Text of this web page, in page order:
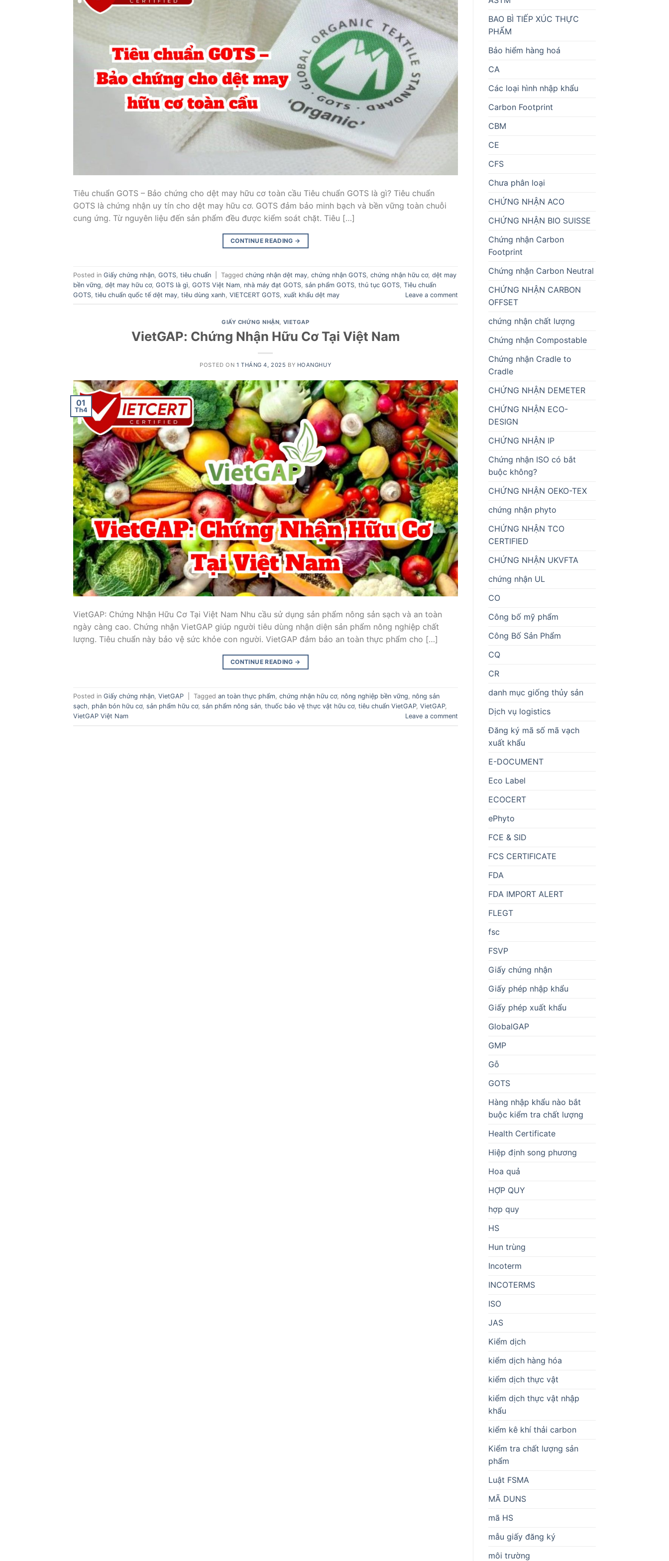
Tiêu chuẩn GOTS – Bảo chứng cho dệt may hữu cơ toàn cầu Tiêu chuẩn GOTS là gì? Tiêu chuẩn
GOTS là chứng nhận uy tín cho dệt may hữu cơ. GOTS đảm bảo minh bạch và bền vững toàn chuỗi
cung ứng. Từ nguyên liệu đến sản phẩm đều được kiểm soát chặt. Tiêu […]
CONTINUE READING →
Posted in Giấy chứng nhận GOTS tiêu chuẩn Tagged chứng nhận dệt may chứng nhận GOTS chứng nhận hữu cơ, dệt may
bền vững dệt may hữu cơ, GOTS là gì GOTS Việt Nam nhà máy đạt GOTS sản phẩm GOTS thủ tục GOTS Tiêu chuẩn
GOTS tiêu chuẩn quốc tế dệt may tiêu dùng xanh VIETCERT GOTS xuất khẩu dệt may Leave a comment
GIẤY CHỨNG NHẬN, VIETGAP
VietGAP: Chứng Nhận Hữu Cơ Tại Việt Nam
POSTED ON 1 THÁNG 4, 2025 BY HOANGHUY
01
Th4
VietGAP: Chứng Nhận Hữu Cơ Tại Việt Nam Nhu cầu sử dụng sản phẩm nông sản sạch và an toàn
ngày càng cao. Chứng nhận VietGAP giúp người tiêu dùng nhận diện sản phẩm nông nghiệp chất
lượng. Tiêu chuẩn này bảo vệ sức khỏe con người. VietGAP đảm bảo an toàn thực phẩm cho […]
CONTINUE READING →
Posted in Giấy chứng nhận VietGAP Tagged an toàn thực phẩm chứng nhận hữu cơ, nông nghiệp bền vững
nông sản
sạch
phân bón hữu cơ, sản phẩm hữu cơ, sản phẩm nông sản thuốc bảo vệ thực vật hữu cơ, tiêu chuẩn VietGAP, VietGAP,
VietGAP Việt Nam
Leave a comment
BAO BÌ TIẾP XÚC THỰC
PHẨM
Bảo hiểm hàng hoá
CA
Các loại hình nhập khẩu
Carbon Footprint
CBM
CE
CFS
Chưa phân loại
CHỨNG NHẬN ACO
CHỨNG NHẬN BIO SUISSE
Chứng nhận Carbon
Footprint
Chứng nhận Carbon Neutral
CHỨNG NHẬN CARBON
OFFSET
chứng nhận chất lượng
Chứng nhận Compostable
Chứng nhận Cradle to
Cradle
CHỨNG NHẬN DEMETER
CHỨNG NHẬN ECO-
DESIGN
CHỨNG NHẬN IP
Chứng nhận ISO có bắt
buộc không?
CHỨNG NHẬN OEKO-TEX
chứng nhận phyto
CHỨNG NHẬN TCO
CERTIFIED
CHỨNG NHẬN UKVFTA
chứng nhận UL
CO
Công bố mỹ phẩm
Công Bố Sản Phẩm
CQ
CR
danh mục giống thủy sản
Dịch vụ logistics
Đăng ký mã số mã vạch
xuất khẩu
E-DOCUMENT
Eco Label
ECOCERT
ePhyto
FCE & SID
FCS CERTIFICATE
FDA
FDA IMPORT ALERT
FLEGT
fsc
FSVP
Giấy chứng nhận
Giấy phép nhập khẩu
Giấy phép xuất khẩu
GlobalGAP
GMP
Gỗ
GOTS
Hàng nhập khẩu nào bắt
buộc kiểm tra chất lượng
Health Certificate
Hiệp định song phương
Hoa quả
HỢP QUY
hợp quy
HS
Hun trùng
Incoterm
INCOTERMS
ISO
JAS
Kiểm dịch
kiểm dịch hàng hóa
kiểm dịch thực vật
kiểm dịch thực vật nhập
khẩu
kiểm kê khí thải carbon
Kiểm tra chất lượng sản
phẩm
Luật FSMA
MÃ DUNS
mã HS
mẫu giấy đăng ký
môi trường